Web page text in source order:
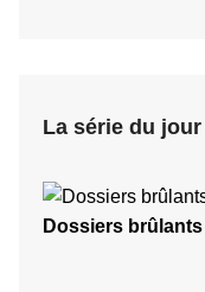
La série du jour
Dossiers brûlants